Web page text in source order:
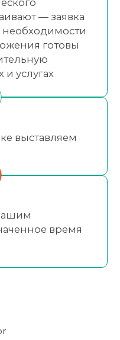
— заявка
необходимости
готовы
услугах
выставляем
время